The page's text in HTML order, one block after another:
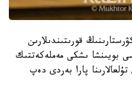
قورىتىندىلارىن
بويىنشا ىشكى مەملەكەتتىك
پارا بەردى دەپ